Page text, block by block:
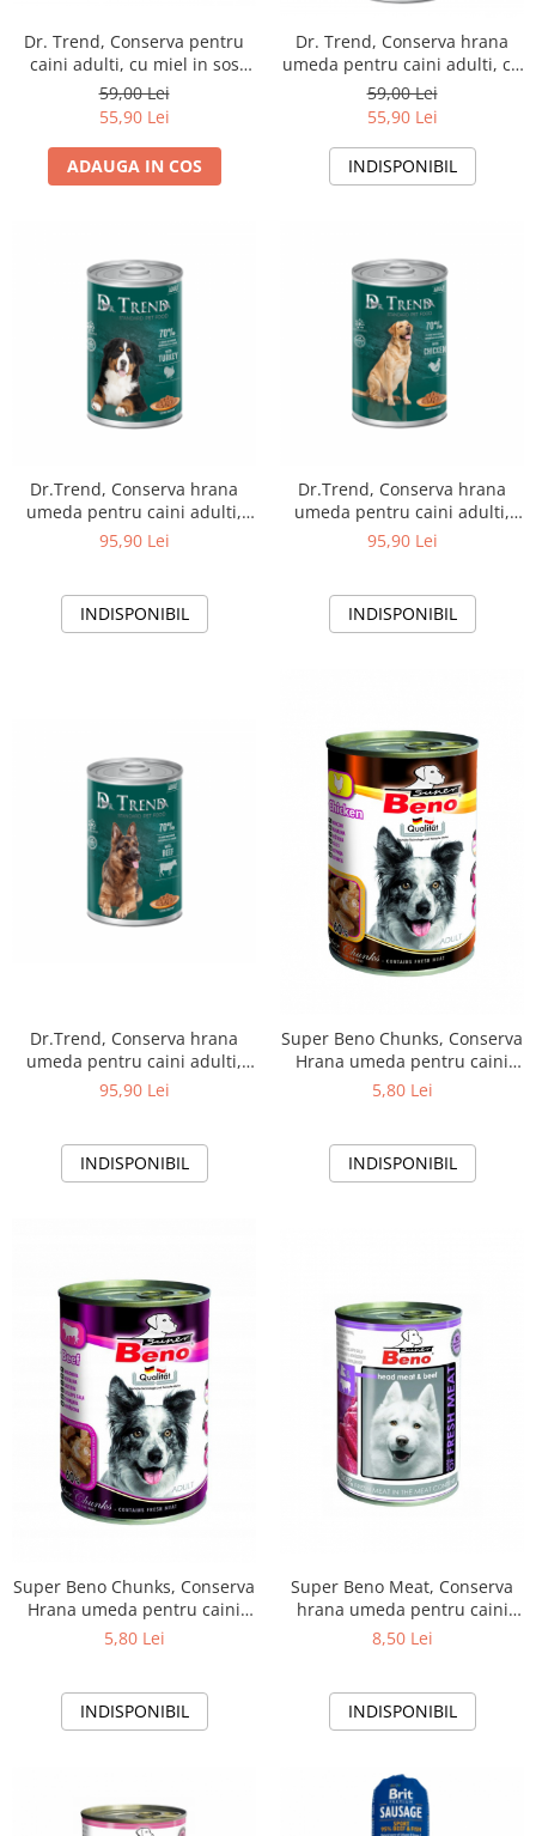
Dr. Trend, Conserva pentru
caini adulti, cu miel in sos
10x400g
59,00 Lei
55,90 Lei
ADAUGA IN COS
Dr. Trend, Conserva hrana
umeda pentru caini adulti, cu
vitel in sos 10x400g
59,00 Lei
55,90 Lei
INDISPONIBIL
Dr.Trend, Conserva hrana
umeda pentru caini adulti,
carne de curcan, 8x1250g
95,90 Lei
INDISPONIBIL
Dr.Trend, Conserva hrana
umeda pentru caini adulti,
carne de pui, 8x1250g
95,90 Lei
INDISPONIBIL
Dr.Trend, Conserva hrana
umeda pentru caini adulti,
carne de vita, 8x1250g
95,90 Lei
INDISPONIBIL
Super Beno Chunks, Conserva
Hrana umeda pentru caini
adulti, pui, 415g
5,80 Lei
INDISPONIBIL
Super Beno Chunks, Conserva
Hrana umeda pentru caini
adulti, vita, 415g
5,80 Lei
INDISPONIBIL
Super Beno Meat, Conserva
hrana umeda pentru caini
adulti,cap si carne vita, 400g
8,50 Lei
INDISPONIBIL